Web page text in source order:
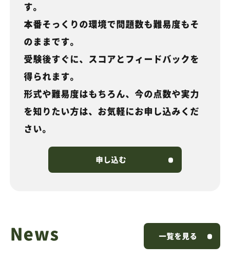
す。
本番そっくりの環境で問題数も難易度もそ
のままです。
受験後すぐに、スコアとフィードバックを
得られます。
形式や難易度はもちろん、今の点数や実力
を知りたい方は、お気軽にお申し込みくだ
さい。
申し込む
News 一覧を見る